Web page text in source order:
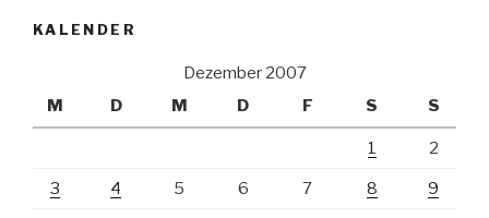
KALENDER
Dezember 2007
M
D M D F S S
1 2
3 4 5 6 7 8 9